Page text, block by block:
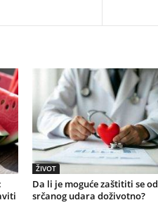
ŽIVOT
Da li je moguće zaštititi se od
srčanog udara doživotno?